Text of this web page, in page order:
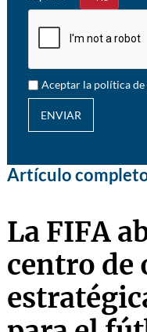
Aceptar la política
ENVIAR
Artículo
La FIFA
centro de